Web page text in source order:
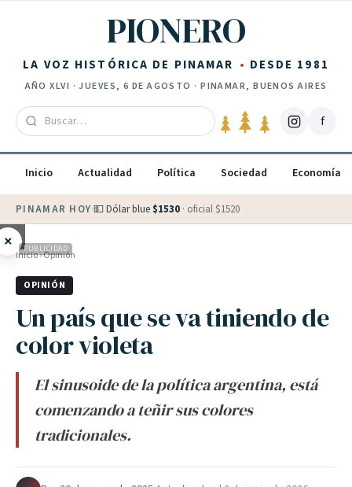
PIONERO
LA VOZ HISTÓRICA DE PINAMAR DESDE 1981
AÑOXLVI ·JUEVES, 6 DE AGOSTO · PINAMAR, BUENOS AIRES
f
Inicio Actualidad Política Sociedad Economía
PINAMAR HOY·💵 Dólar blue $1530 · oficial $1520
× PUBLICIDAD
Inicio›Opinión
OPINIÓN
Un país que se va tiniendo de
color violeta
El sinusoide de la política argentina, está
comenzando a teñir sus colores
tradicionales.